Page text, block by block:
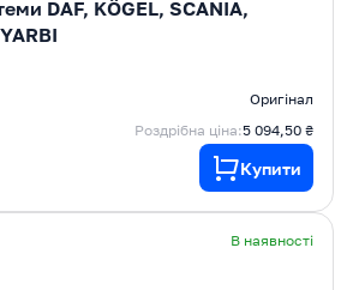
DAF, KÖGEL, SCANIA,
Оригінал
Роздрібна ціна:5 094,50 ₴
Купити
В наявності